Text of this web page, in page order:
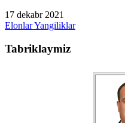
17 dekabr 2021
ElonlarYangiliklar
Tabriklaymiz